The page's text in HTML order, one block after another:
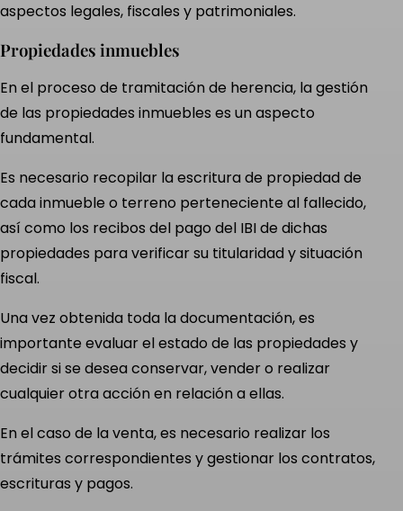
aspectos legales, fiscales y patrimoniales.
Propiedades inmuebles
En el proceso de tramitación de herencia, la gestión
de las propiedades inmuebles es un aspecto
fundamental.
Es necesario recopilar la escritura de propiedad de
cada inmueble o terreno perteneciente al fallecido,
así como los recibos del pago del IBI de dichas
propiedades para verificar su titularidad y situación
fiscal.
Una vez obtenida toda la documentación, es
importante evaluar el estado de las propiedades y
decidir si se desea conservar, vender o realizar
cualquier otra acción en relación a ellas.
En el caso de la venta, es necesario realizar los
trámites correspondientes y gestionar los contratos,
escrituras y pagos.